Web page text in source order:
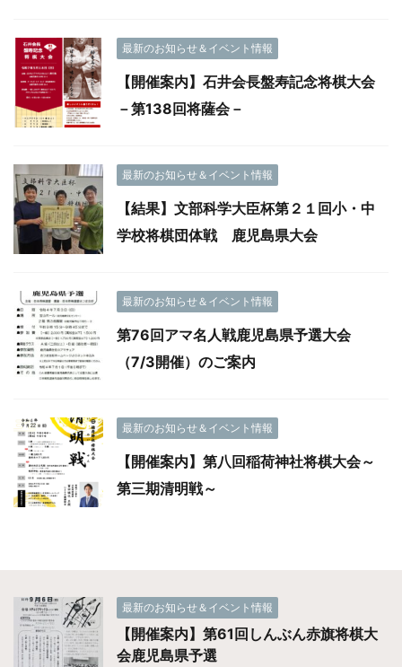
最新のお知らせ＆イベント情報
【開催案内】石井会長盤寿記念将棋大会
－第138回将薩会－
最新のお知らせ＆イベント情報
【結果】文部科学大臣杯第２１回小・中
学校将棋団体戦 鹿児島県大会
最新のお知らせ＆イベント情報
第76回アマ名人戦鹿児島県予選大会
（7/3開催）のご案内
最新のお知らせ＆イベント情報
【開催案内】第八回稲荷神社将棋大会～
第三期清明戦～
最新のお知らせ＆イベント情報
【開催案内】第61回しんぶん赤旗将棋大
会鹿児島県予選